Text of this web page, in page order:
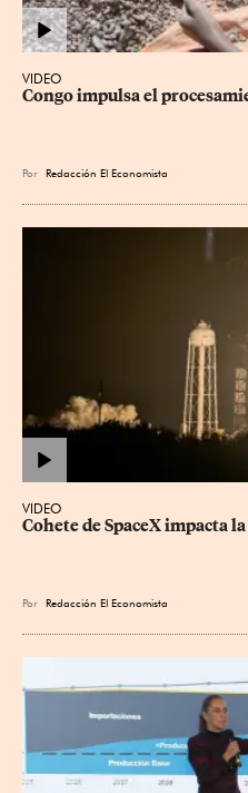
VIDEO
Congo impulsa el
Por Redacción El Economista
VIDEO
Cohete de SpaceX impacta
Por Redacción El Economista